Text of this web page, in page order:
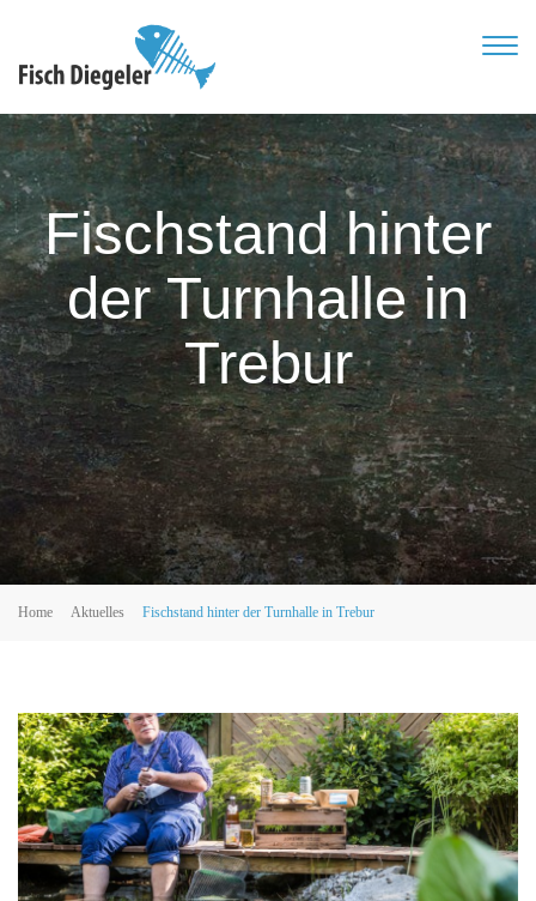
Fischstand hinter
der Turnhalle in
Trebur
Home Aktuelles Fischstand hinter der Turnhalle in Trebur